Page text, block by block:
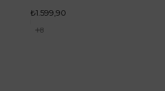
₺1.599,90
8